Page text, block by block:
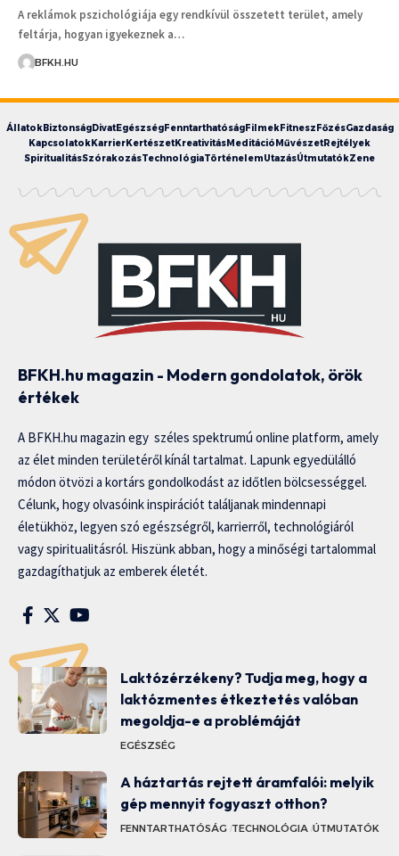
A reklámok pszichológiája egy rendkívül összetett terület, amely
feltárja, hogyan igyekeznek a…
BFKH.HU
ÁllatokBiztonságDivatEgészségFenntarthatóságFilmekFitneszFőzésGazdaság
KapcsolatokKarrierKertészetKreativitásMeditációMűvészetRejtélyek
SpiritualitásSzórakozásTechnológiaTörténelemUtazásÚtmutatókZene
BFKH.hu magazin - Modern gondolatok, örök
értékek
A BFKH.hu magazin egy széles spektrumú online platform, amely
az élet minden területéről kínál tartalmat. Lapunk egyedülálló
módon ötvözi a kortárs gondolkodást az időtlen bölcsességgel.
Célunk, hogy olvasóink inspirációt találjanak mindennapi
életükhöz, legyen szó egészségről, karrierről, technológiáról
vagy spiritualitásról. Hiszünk abban, hogy a minőségi tartalommal
gazdagíthatjuk az emberek életét.
Laktózérzékeny? Tudja meg, hogy a
laktózmentes étkeztetés valóban
megoldja-e a problémáját
EGÉSZSÉG
A háztartás rejtett áramfalói: melyik
gép mennyit fogyaszt otthon?
FENNTARTHATÓSÁG TECHNOLÓGIA ÚTMUTATÓK